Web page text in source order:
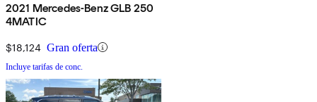
2021 Mercedes-Benz GLB 250
4MATIC
$18,124 Gran oferta
Incluye tarifas de conc.